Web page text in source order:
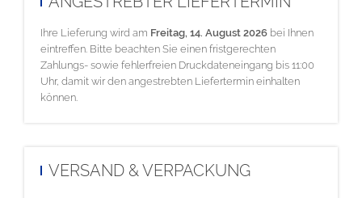
Ihre Lieferung wird am Freitag, 14. August 2026 bei Ihnen
eintreffen. Bitte beachten Sie einen fristgerechten
Zahlungs- sowie fehlerfreien Druckdateneingang bis 11:00
Uhr, damit wir den angestrebten Liefertermin einhalten
können.
VERSAND & VERPACKUNG